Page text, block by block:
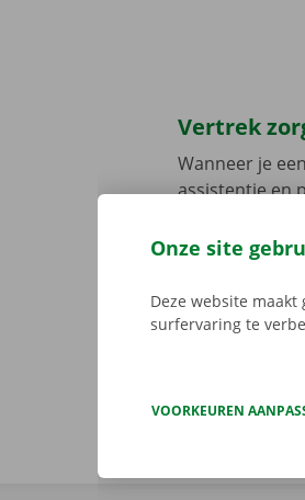
Vertrek
Wanneer je
assistentie en
We brengen
Onze site
Deze website
surfervaring te
VOORKEUREN